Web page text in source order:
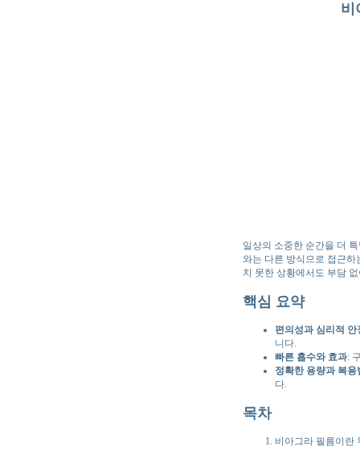
비
일상의 소중한 순간을 더
와는 다른 방식으로 접근하
치 못한 상황에서도 부담
핵심 요약
편의성과 심리적 안
니다.
빠른 흡수와 효과:
정확한 용량과 복용
다.
목차
비아그라 필름이란